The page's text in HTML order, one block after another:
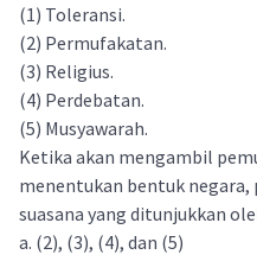
(1) Toleransi.
(2) Permufakatan.
(3) Religius.
(4) Perdebatan.
(5) Musyawarah.
Ketika akan mengambil
menentukan bentuk
suasana yang ditunjukkan
a. (2), (3), (4), dan (5)